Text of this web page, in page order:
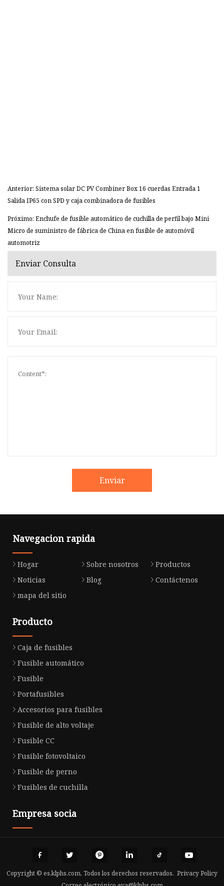
Anterior: Sistema solar DC PV Combiner Box 16 cuerdas Entrada 1
Salida IP65 con SPD y caja combinadora de fusibles
Próximo: Enchufe de fusible automático de cuchilla de perfil bajo Mini
Micro de suministro de fábrica de China en fusible de automóvil
automotriz
Enviar Consulta
Enviar
Navegacion rapida
Hogar Sobre nosotros
Productos
Noticias
Blog
Contáctenos
mapa del sitio
Producto
Caja de fusibles
Fusible automático
Fusible
Portafusibles
Accesorios para fusibles
Fusible de alto voltaje
Fusible CC
Fusible fotovoltaico
Fusible de perno
Fusibles de cuchilla
Empresa socia
Copyright © es.klphs.com, Todos los derechos reservados. Privacy Policy